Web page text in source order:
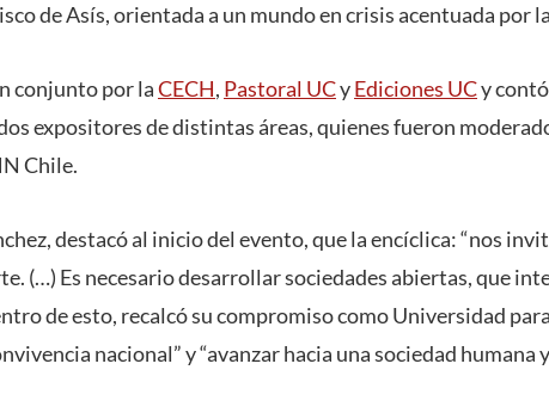
de Asís, orientada a un mundo en crisis acentuada por
conjunto por laCECH, Pastoral UCyEdiciones UCy
expositores de distintas áreas, quienes fueron
Chile.
destacó al inicio del evento, que la encíclica: “nos
(…) Es necesario desarrollar sociedades abiertas, que
de esto, recalcó su compromiso como Universidad
nacional” y “avanzar hacia una sociedad humana